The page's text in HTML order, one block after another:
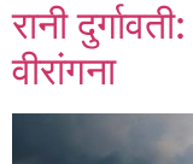
रानी
वीरांगना